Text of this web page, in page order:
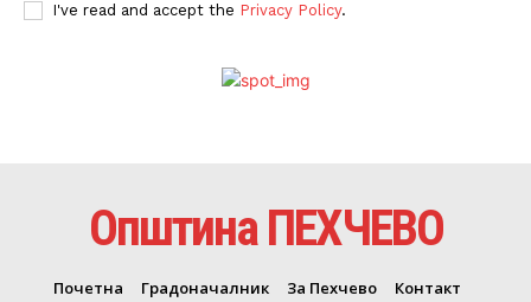
I've read and accept the Privacy Policy.
Општина ПЕХЧЕВО
Почетна Градоначалник За Пехчево
Контакт